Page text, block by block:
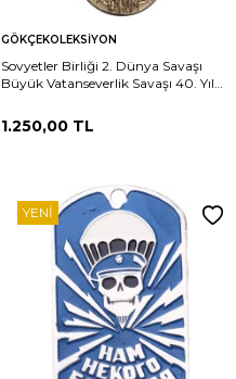
Sepete
Ekle
GÖKÇEKOLEKSIYON
Sovyetler Birliği 2. Dünya Savaşı
Büyük Vatanseverlik Savaşı 40. Yıl
MVM2222
1.250,00 TL
YENI